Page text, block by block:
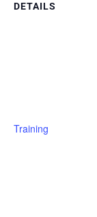
DETAILS
Training